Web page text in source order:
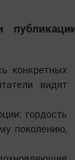
конкретных
видят
гордость
поколению,